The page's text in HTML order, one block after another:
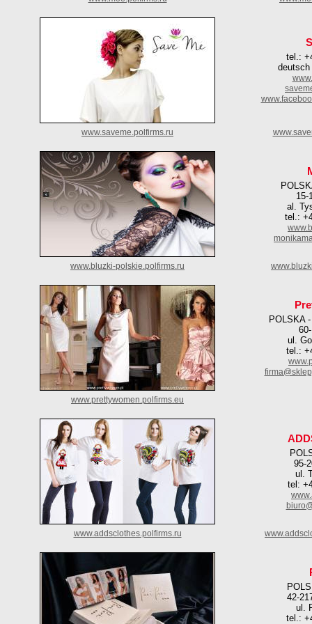
tel.:
deutsch
www.saveme.polfirms.ru
15-
al.
tel.:
www.bluzki-polskie.polfirms.ru
POLSKA
ul.
tel.:
www.prettywomen.polfirms.eu
95-
ul.
tel:
www.addsclothes.polfirms.ru
42-
ul.
tel.: